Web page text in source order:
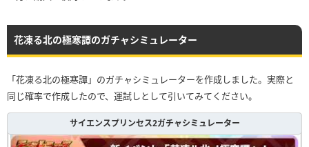
花凍る北の極寒譚のガチャシミュレーター
「花凍る北の極寒譚」のガチャシミュレーターを作成しました。実際と
同じ確率で作成したので、運試しとして引いてみてください。
サイエンスプリンセス2ガチャシミュレーター